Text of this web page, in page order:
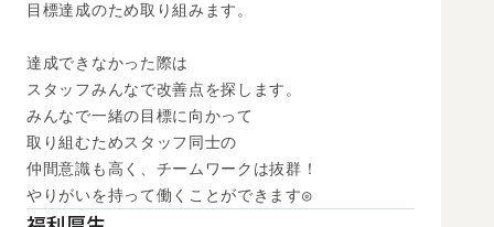
目標達成のため取り組みます。
達成できなかった際は
スタッフみんなで改善点を探します。
みんなで一緒の目標に向かって
取り組むためスタッフ同士の
仲間意識も高く、チームワークは抜群！
やりがいを持って働くことができます◎